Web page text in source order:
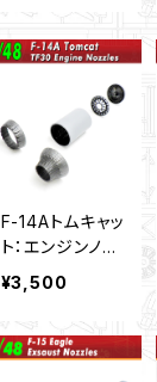
F-14Aトムキャッ
ト：エンジンノズ
ル（1/48）
¥3,500